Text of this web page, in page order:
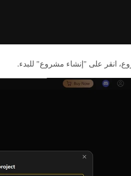
انقر على "إنشاء مشروع" للبدء.